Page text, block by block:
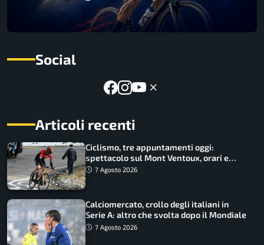
Social
Articoli recenti
Ciclismo, tre appuntamenti oggi:
spettacolo sul Mont Ventoux, orari e
come vederli
7 Agosto 2026
Calciomercato, crollo degli italiani in
Serie A: altro che svolta dopo il Mondiale
7 Agosto 2026